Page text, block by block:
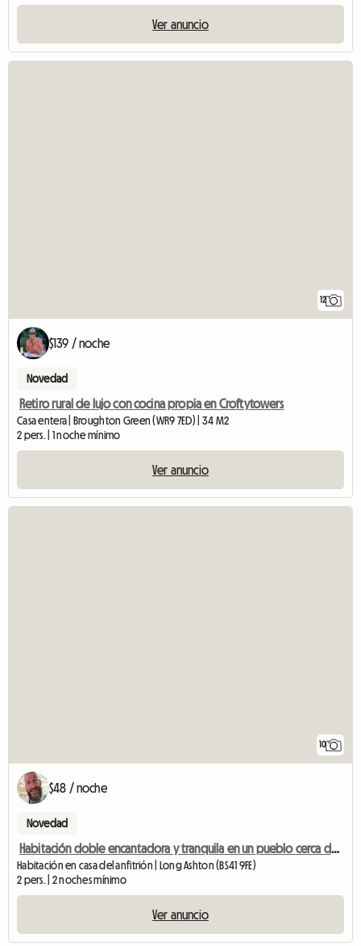
Ver anuncio
12
$139 / noche
Novedad
Retiro rural de lujo con cocina propia en Croftytowers
Casa entera | Broughton Green (WR9 7ED) | 34 M2
2 pers. | 1 noche mínimo
Ver anuncio
10
$48 / noche
Novedad
Habitación doble encantadora y tranquila en un pueblo cerca de Bristol
Habitación en casa del anfitrión | Long Ashton (BS41 9FE)
2 pers. | 2 noches mínimo
Ver anuncio